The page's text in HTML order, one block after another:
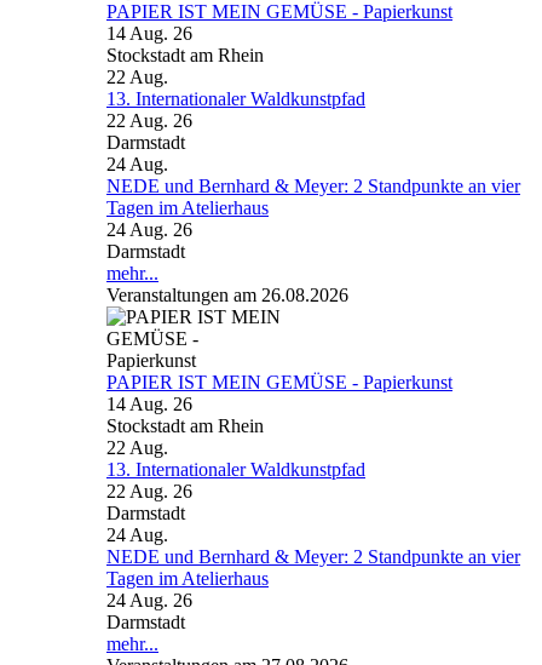
PAPIER IST MEIN GEMÜSE - Papierkunst
14 Aug. 26
Stockstadt am Rhein
22 Aug.
13. Internationaler Waldkunstpfad
22 Aug. 26
Darmstadt
24 Aug.
NEDE und Bernhard & Meyer: 2 Standpunkte an vier
Tagen im Atelierhaus
24 Aug. 26
Darmstadt
mehr...
Veranstaltungen am 26.08.2026
PAPIER IST MEIN GEMÜSE - Papierkunst
14 Aug. 26
Stockstadt am Rhein
22 Aug.
13. Internationaler Waldkunstpfad
22 Aug. 26
Darmstadt
24 Aug.
NEDE und Bernhard & Meyer: 2 Standpunkte an vier
Tagen im Atelierhaus
24 Aug. 26
Darmstadt
mehr...